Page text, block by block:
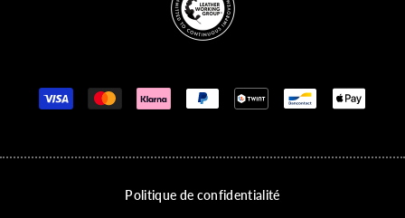
Moyens de paiement
Politique de confidentialité